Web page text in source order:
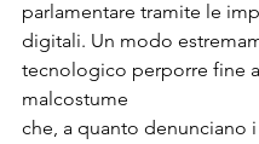
parlamentare tramite le
digitali. Un modo
tecnologico perporre fine
malcostume
che, a quanto denunciano i